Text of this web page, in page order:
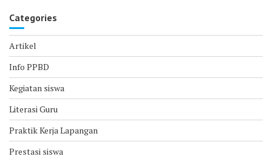
Categories
Artikel
Info PPBD
Kegiatan siswa
Literasi Guru
Praktik Kerja Lapangan
Prestasi siswa